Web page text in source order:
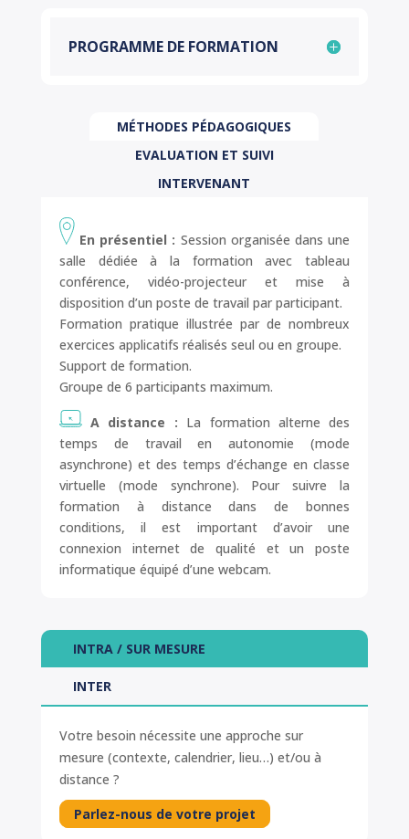
PROGRAMME DE FORMATION
MÉTHODES PÉDAGOGIQUES
EVALUATION ET SUIVI
INTERVENANT
En présentiel : Session organisée dans une
salle dédiée à la formation avec tableau
conférence, vidéo-projecteur et mise à
disposition d’un poste de travail par participant.
Formation pratique illustrée par de nombreux
exercices applicatifs réalisés seul ou en groupe.
Support de formation.
Groupe de 6 participants maximum.
A distance : La formation alterne des
temps de travail en autonomie (mode
asynchrone) et des temps d’échange en classe
virtuelle (mode synchrone). Pour suivre la
formation à distance dans de bonnes
conditions, il est important d’avoir une
connexion internet de qualité et un poste
informatique équipé d’une webcam.
INTRA / SUR MESURE
INTER
Votre besoin nécessite une approche sur
mesure (contexte, calendrier, lieu…) et/ou à
distance ?
Parlez-nous de votre projet